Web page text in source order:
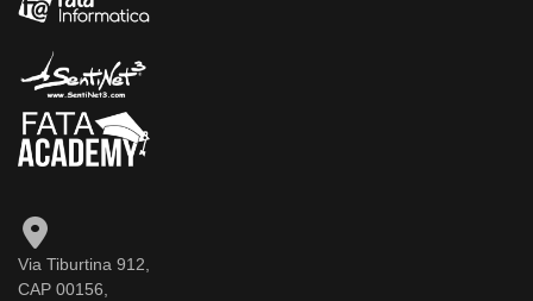
Via Tiburtina 912,
CAP 00156,